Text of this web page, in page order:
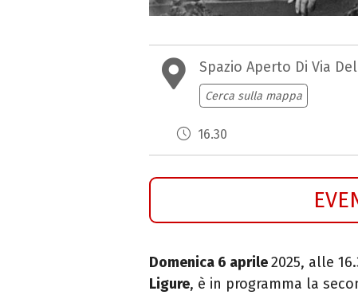
Spazio Aperto Di Via
Cerca sulla mappa
16.30
Domenica 6 aprile2025, alle
Ligure, è in programma la